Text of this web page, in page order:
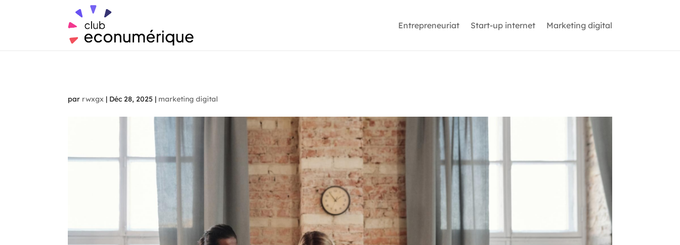
Entrepreneuriat Start-up internet Marketing digital
par rwxgx | Déc 28, 2025 | marketing digital